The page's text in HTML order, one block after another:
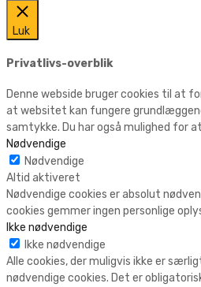
Luk
Privatlivs-overblik
Denne webside bruger cookies til at
at websitet kan fungere
samtykke. Du har også mulighed for
Nødvendige
Nødvendige
Altid aktiveret
Nødvendige cookies er absolut
cookies gemmer ingen personlige
Ikke nødvendige
Ikke nødvendige
Alle cookies, der muligvis ikke er
nødvendige cookies. Det er